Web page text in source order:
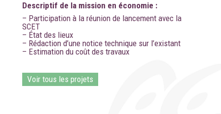
Descriptif de la mission en économie :
– Participation à la réunion de lancement avec la
SCET
– État des lieux
– Rédaction d’une notice technique sur l’existant
– Estimation du coût des travaux
Voir tous les projets